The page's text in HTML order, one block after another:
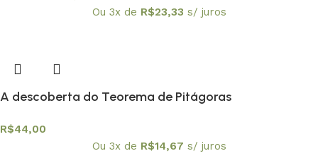
Ou 3x de R$23,33 s/ juros
A descoberta do Teorema de Pitágoras
R$44,00
Ou 3x de R$14,67 s/ juros